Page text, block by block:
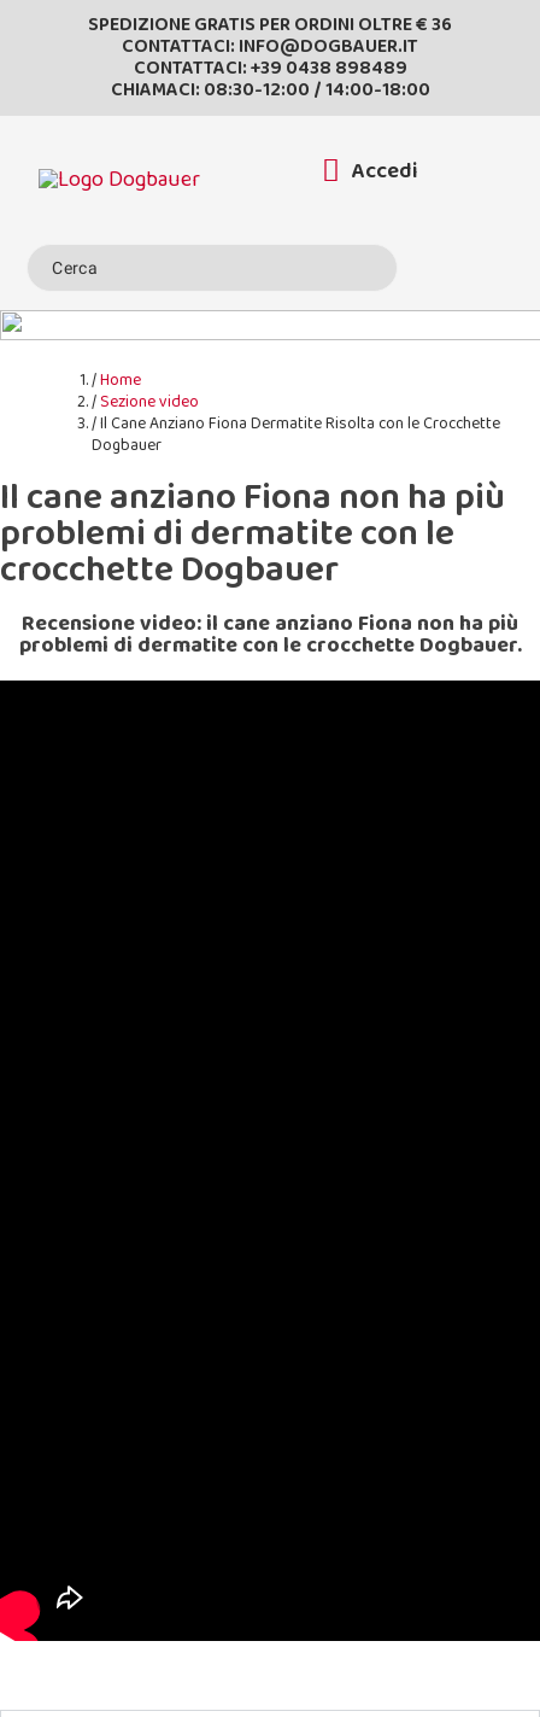
SPEDIZIONE GRATIS PER ORDINI OLTRE € 36
CONTATTACI: INFO@DOGBAUER.IT
CONTATTACI:+39 0438 898489
CHIAMACI: 08:30-12:00 / 14:00-18:00
Accedi
Home
Sezione video
Il Cane Anziano Fiona Dermatite Risolta con le Crocchette
Dogbauer
Il cane anziano Fiona non ha più
problemi di dermatite con le
crocchette Dogbauer
Recensione video: il cane anziano Fiona non ha più
problemi di dermatite con le crocchette Dogbauer.